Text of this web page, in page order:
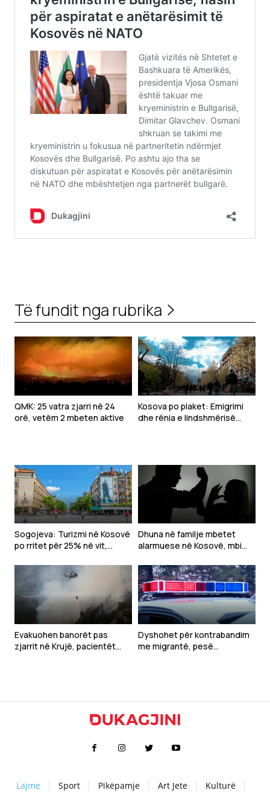
Të fundit nga rubrika
QMK: 25 vatra zjarri në 24
orë, vetëm 2 mbeten aktive
Kosova po plaket: Emigrimi
dhe rënia e lindshmërisë
Sogojeva: Turizmi në Kosovë
po rritet për 25% në vit,
Agjencisë Kombëtare e
Turizmit
Dhuna në familje mbetet
alarmuese në Kosovë, mbi
gjashtë muaj
Evakuohen banorët pas
zjarrit në Krujë, pacientët
Dyshohet për kontrabandim
me migrantë, pesë
Lajme Sport Pikëpamje Art Jete Kulturë